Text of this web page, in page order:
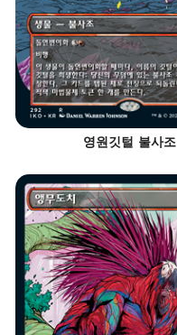
영원깃털 불사조